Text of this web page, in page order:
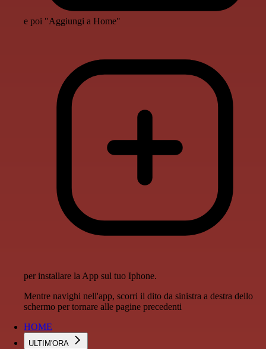
e poi "Aggiungi a Home"
per installare la App sul tuo Iphone.
Mentre navighi nell'app, scorri il dito da sinistra a destra dello
schermo per tornare alle pagine precedenti
HOME
ULTIM'ORA